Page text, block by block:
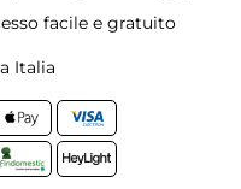
facile e gratuito
Italia